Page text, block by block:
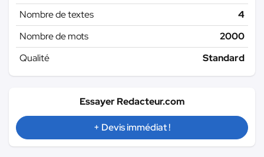
Nombre de textes
4
Nombre de mots
2000
Qualité
Standard
Essayer Redacteur.com
+ Devis immédiat !